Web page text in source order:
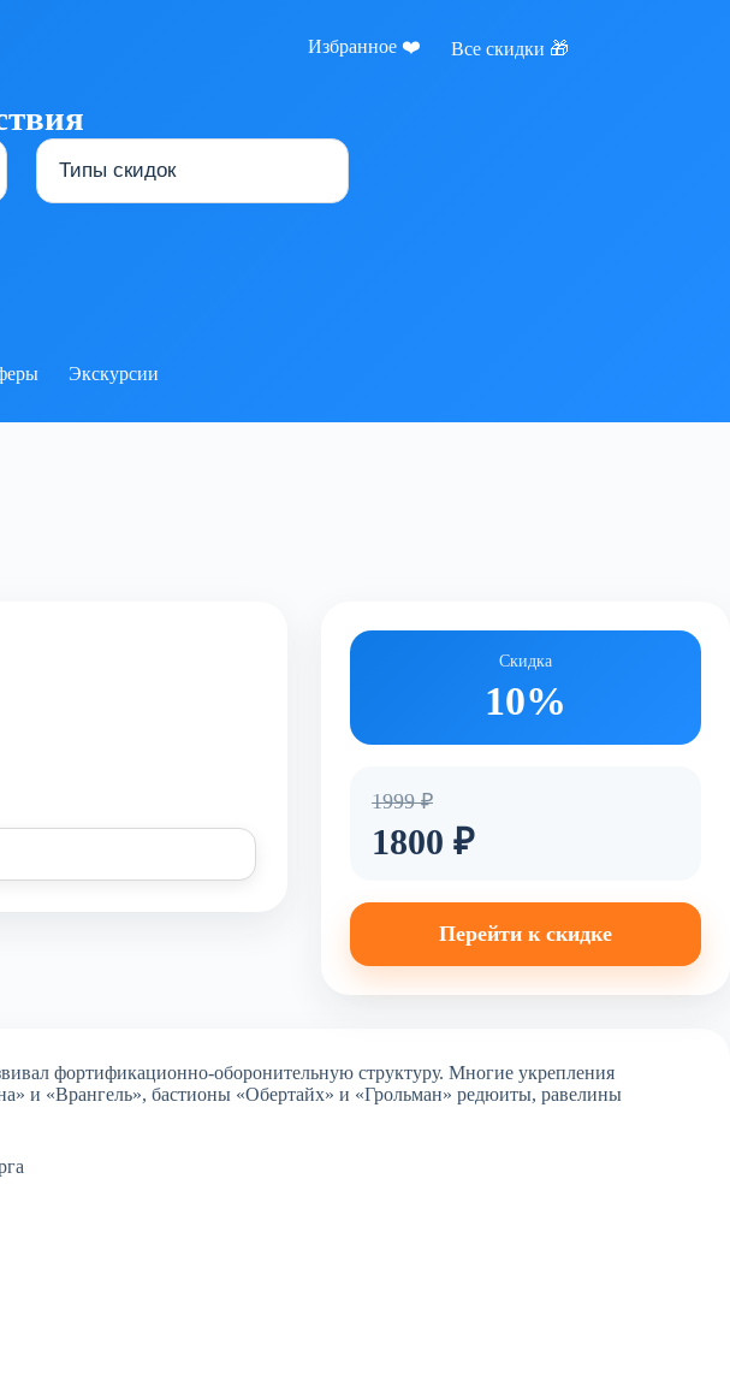
Избранное ❤️ Все скидки 🎁
Экскурсии
Скидка
10%
1999 ₽
1800 ₽
Перейти к скидке
фортификационно-оборонительную структуру. Многие укрепления
и «Врангель», бастионы «Обертайх» и «Грольман» редюиты, равелины